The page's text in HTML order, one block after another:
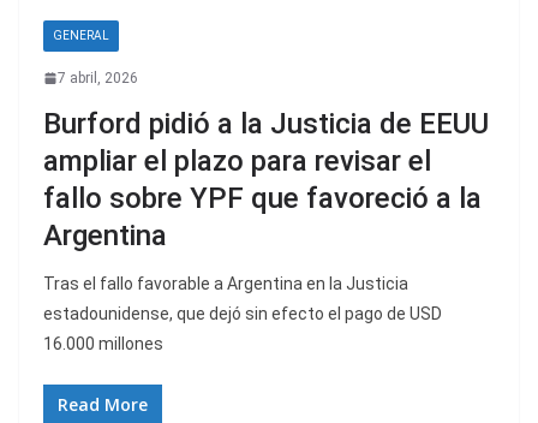
GENERAL
7 abril, 2026
Burford pidió a la Justicia de EEUU
ampliar el plazo para revisar el
fallo sobre YPF que favoreció a la
Argentina
Tras el fallo favorable a Argentina en la Justicia
estadounidense, que dejó sin efecto el pago de USD
16.000 millones
Read More